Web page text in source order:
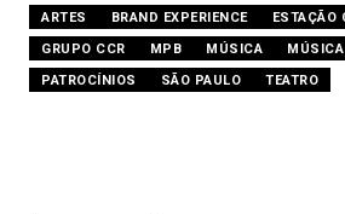
ARTES BRAND EXPERIENCE
ESTAÇÃO
GRUPO CCR
MPB MÚSICA
PATROCÍNIOS
SÃO PAULO TEATRO